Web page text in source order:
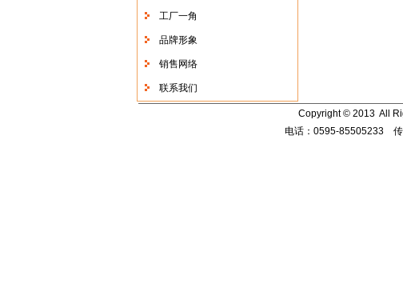
工厂一角
品牌形象
销售网络
联系我们
Copyright © 2013 All
电话：0595-85505233